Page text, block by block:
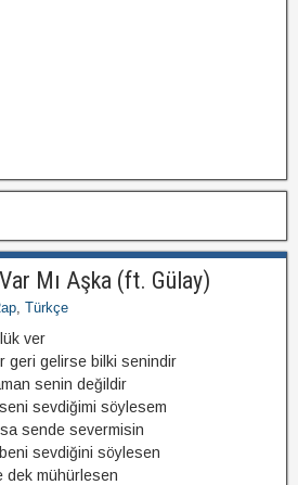
Mı Aşka (ft. Gülay)
, Türkçe
ver
geri gelirse bilki senindir
senin değildir
sevdiğimi söylesem
sende severmisin
sevdiğini söylesen
dek mühürlesen